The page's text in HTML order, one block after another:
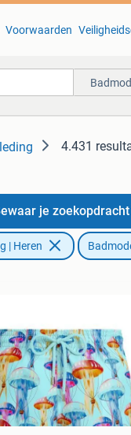
Voorwaarden
4.431
je zoekopdracht
| Heren